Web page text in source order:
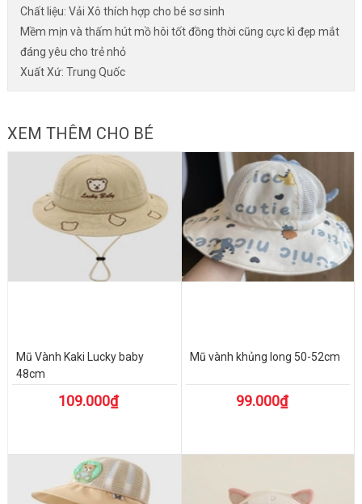
Chất liệu: Vải Xô thích hợp cho bé sơ sinh
Mềm mịn và thấm hút mồ hôi tốt đồng thời cũng cực kì đẹp mắt
đáng yêu cho trẻ nhỏ
Xuất Xứ: Trung Quốc
XEM THÊM CHO BÉ
Mũ Vành Kaki Lucky baby
48cm
109.000₫
Mũ vành khủng long 50-52cm
99.000₫